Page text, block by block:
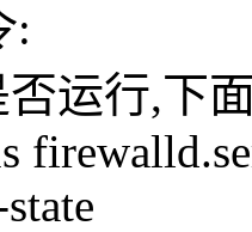
:
运行,下